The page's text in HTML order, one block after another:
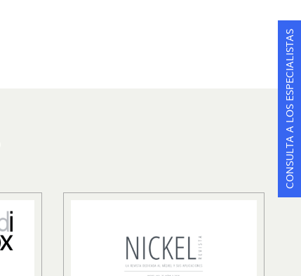
CONSULTA A LOS ESPECIALISTAS